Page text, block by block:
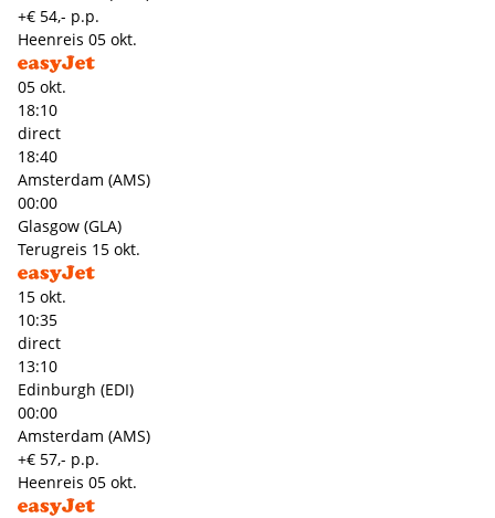
+€ 54,- p.p.
Heenreis 05 okt.
05 okt.
18:10
direct
18:40
Amsterdam (AMS)
00:00
Glasgow (GLA)
Terugreis 15 okt.
15 okt.
10:35
direct
13:10
Edinburgh (EDI)
00:00
Amsterdam (AMS)
+€ 57,- p.p.
Heenreis 05 okt.